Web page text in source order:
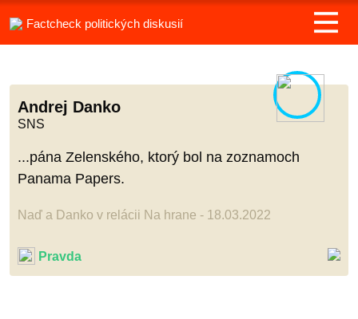
Factcheck politických diskusií
Andrej Danko
SNS
...pána Zelenského, ktorý bol na zoznamoch
Panama Papers.
Naď a Danko v relácii Na hrane - 18.03.2022
Pravda